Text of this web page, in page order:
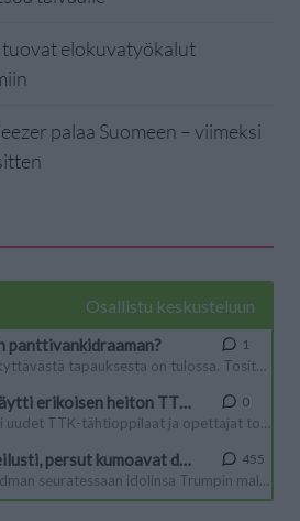
elokuvatyökalut
palaa Suomeen – viimeksi